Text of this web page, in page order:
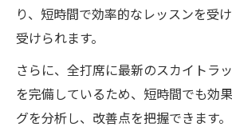
り、短時間で効率的なレッスンを受
受けられます。
さらに、全打席に最新のスカイトラ
を完備しているため、短時間でも効
グを分析し、改善点を把握できます。